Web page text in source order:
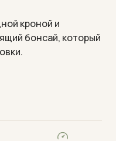
кроной и
бонсай, который